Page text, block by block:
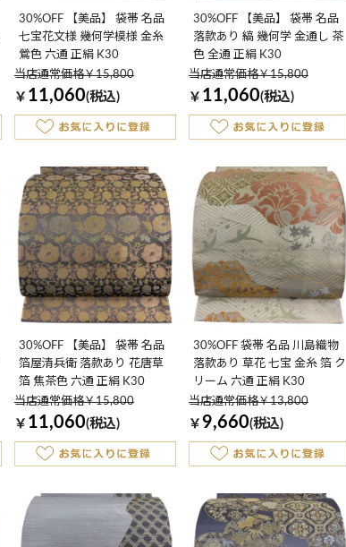
30%OFF 【美品】 袋帯 名品
七宝花文様 幾何学模様 金糸
鶯色 六通 正絹 K30
当店通常価格￥15,800
￥ 11,060(税込)
30%OFF 【美品】 袋帯 名品
落款あり 縞 幾何学 金通し 茶
色 全通 正絹 K30
当店通常価格￥15,800
￥ 11,060(税込)
30%OFF 【美品】 袋帯 名品
箔屋清兵衛 落款あり 花唐草
箔 焦茶色 六通 正絹 K30
当店通常価格￥15,800
￥ 11,060(税込)
30%OFF 袋帯 名品 川島織物
落款あり 草花 七宝 金糸 箔 ク
リーム 六通 正絹 K30
当店通常価格￥13,800
￥ 9,660(税込)